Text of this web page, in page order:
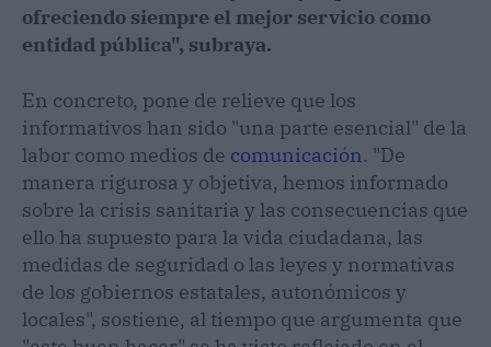
ofreciendo siempre el mejor servicio como
entidad pública", subraya.
En concreto, pone de relieve que los
informativos han sido "una parte esencial" de la
labor como medios de comunicación. "De
manera rigurosa y objetiva, hemos informado
sobre la crisis sanitaria y las consecuencias que
ello ha supuesto para la vida ciudadana, las
medidas de seguridad o las leyes y normativas
de los gobiernos estatales, autonómicos y
locales", sostiene, al tiempo que argumenta que